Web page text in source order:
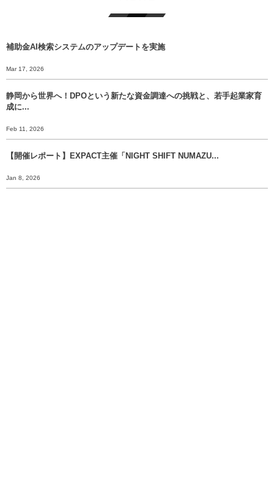
補助金AI検索システムのアップデートを実施
Mar 17, 2026
静岡から世界へ！DPOという新たな資金調達への挑戦と、若手起業家育
成に...
Feb 11, 2026
【開催レポート】EXPACT主催「NIGHT SHIFT NUMAZU...
Jan 8, 2026